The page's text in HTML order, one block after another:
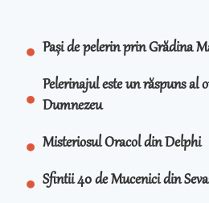
Pași de pelerin prin Grădina
Pelerinajul este un răspuns al
Dumnezeu
Misteriosul Oracol din Delphi
Sfintii 40 de Mucenici din